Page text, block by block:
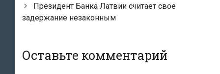
записям
Президент Банка Латвии считает свое
задержание незаконным
Оставьте комментарий